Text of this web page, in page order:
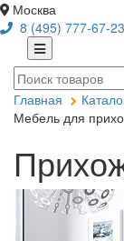
Москва
8 (495) 777-67-23
Главная
Мебель для